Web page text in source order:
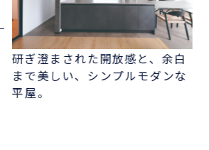
研ぎ澄まされた開放感と、余白
まで美しい、シンプルモダンな
平屋。